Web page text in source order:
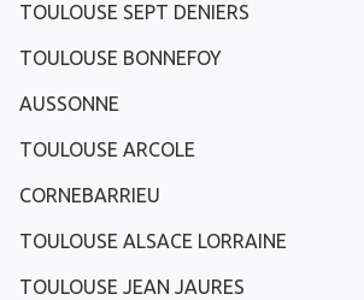
TOULOUSE SEPT DENIERS
TOULOUSE BONNEFOY
AUSSONNE
TOULOUSE ARCOLE
CORNEBARRIEU
TOULOUSE ALSACE LORRAINE
TOULOUSE JEAN JAURES